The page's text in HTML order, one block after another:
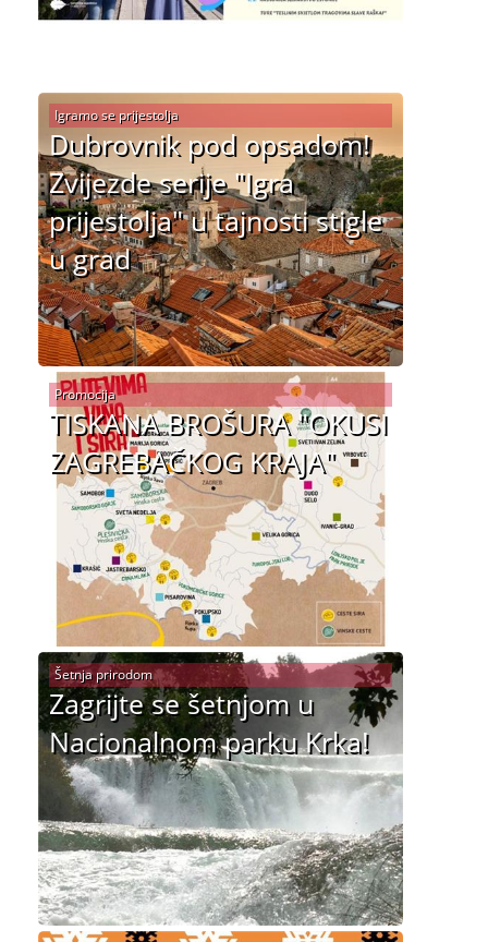
Dubrovnik pod opsadom!
Zvijezde serije "Igra
prijestolja" u tajnosti stigle
u grad
Igramo se prijestolja
TISKANA BROŠURA "OKUSI
ZAGREBAČKOG KRAJA"
Promocija
Zagrijte se šetnjom u
Nacionalnom parku Krka!
Šetnja prirodom